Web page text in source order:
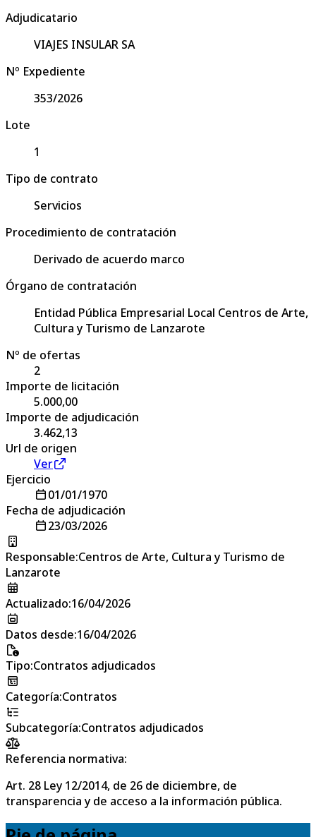
Adjudicatario
VIAJES INSULAR SA
Nº Expediente
353/2026
Lote
1
Tipo de contrato
Servicios
Procedimiento de contratación
Derivado de acuerdo marco
Órgano de contratación
Entidad Pública Empresarial Local Centros de Arte,
Cultura y Turismo de Lanzarote
Nº de ofertas
2
Importe de licitación
5.000,00
Importe de adjudicación
3.462,13
Url de origen
Ver
Ejercicio
01/01/1970
Fecha de adjudicación
23/03/2026
Responsable:Centros de Arte, Cultura y Turismo de
Lanzarote
Actualizado:16/04/2026
Datos desde:16/04/2026
Tipo:Contratos adjudicados
Categoría:Contratos
Subcategoría:Contratos adjudicados
Referencia normativa:
Art. 28 Ley 12/2014, de 26 de diciembre, de
transparencia y de acceso a la información pública.